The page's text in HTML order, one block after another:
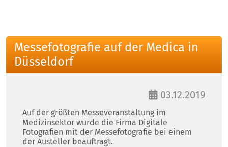
Messefotografie auf der Medica in
Düsseldorf
03.12.2019
Auf der größten Messeveranstaltung im
Medizinsektor wurde die Firma Digitale
Fotografien mit der Messefotografie bei einem
der Austeller beauftragt.